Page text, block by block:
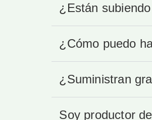
¿Están
¿Cómo puedo
¿Suministran
Soy productor